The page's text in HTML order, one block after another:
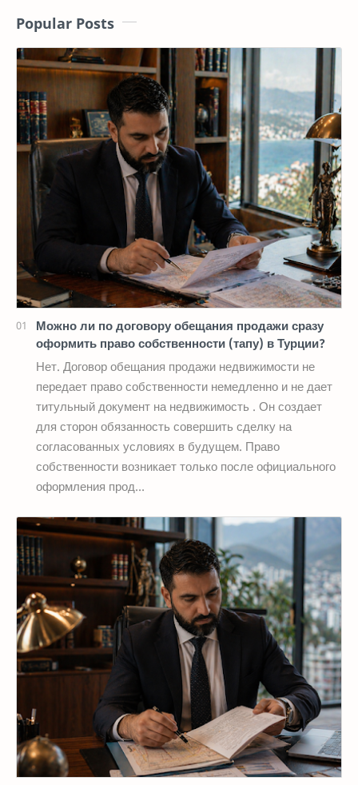
Popular Posts
Можно ли по договору обещания продажи сразу
оформить право собственности (тапу) в Турции?
Нет. Договор обещания продажи недвижимости не
передает право собственности немедленно и не дает
титульный документ на недвижимость . Он создает
для сторон обязанность совершить сделку на
согласованных условиях в будущем. Право
собственности возникает только после официального
оформления прод…